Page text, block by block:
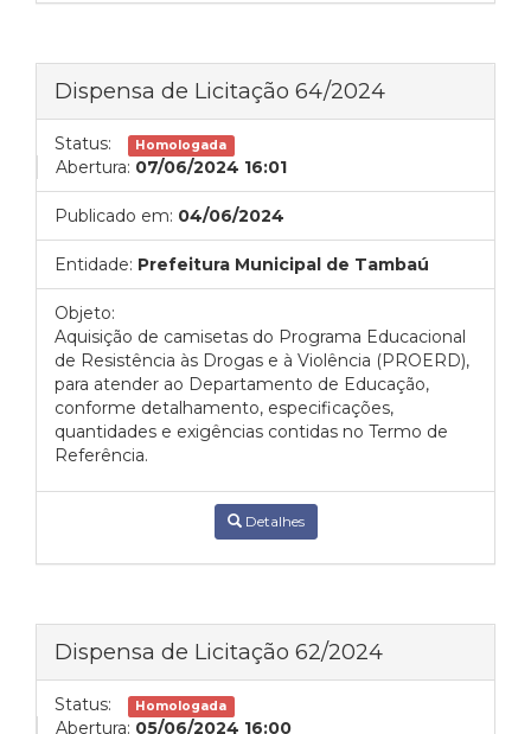
Dispensa de Licitação 64/2024
Status: Homologada
Abertura: 07/06/2024 16:01
Publicado em: 04/06/2024
Entidade: Prefeitura Municipal de Tambaú
Objeto:
Aquisição de camisetas do Programa Educacional
de Resistência às Drogas e à Violência (PROERD),
para atender ao Departamento de Educação,
conforme detalhamento, especificações,
quantidades e exigências contidas no Termo de
Referência.
Detalhes
Dispensa de Licitação 62/2024
Status: Homologada
Abertura: 05/06/2024 16:00